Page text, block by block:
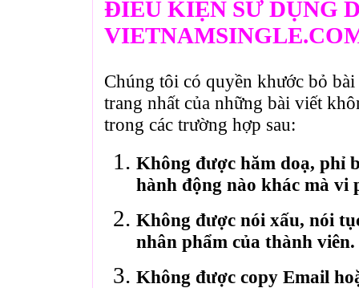
ĐIỀU KIỆN SỬ DỤNG
Chúng tôi có quyền khước bỏ
trang nhất của những bài viết
trong các trường hợp sau:
Không được hăm doạ, phỉ
hành động nào khác mà vi
Không được nói xấu, nói
nhân phẩm của thành viên.
Không được copy Email